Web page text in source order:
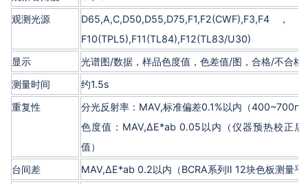
观测光源
D65,A,C,D50,D55,D75,F1,F2(CWF),F3,F4
F10(TPL5),F11(TL84),F12(TL83/U30)
显示
光谱图/数据，样品色度值，色差值/图，合格/不合格
测量时间
约1.5s
重复性
分光反射率：MAV,标准偏差0.1%以内（
色度值：MAV,ΔE*ab 0.05以内（仪器预热校正
值）
台间差
MAV,ΔE*ab 0.2以内（BCRA系列Ⅱ 12块色板测量平